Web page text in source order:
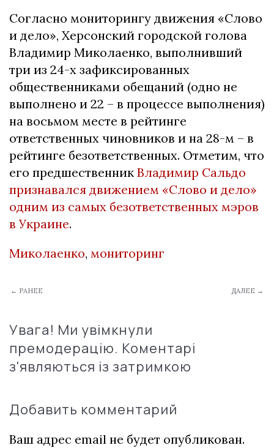
Согласно мониторингу движения «Слово
и дело», Херсонский городской голова
Владимир Миколаенко, выполнивший
три из 24-х зафиксированных
общественниками обещаний (одно не
выполнено и 22 – в процессе выполнения)
на восьмом месте в рейтинге
ответственных чиновников и на 28-м – в
рейтинге безответственных. Отметим, что
его предшественник Владимир Сальдо
признавался движением «Слово и дело»
одним из самых безответственных мэров
в Украине.
Миколаенко, мониторинг
← РАНЕЕ ДАЛЕЕ →
Увага! Ми увімкнули
премодерацію. Коментарі
з'являються із затримкою
Добавить комментарий
Ваш адрес email не будет опубликован.